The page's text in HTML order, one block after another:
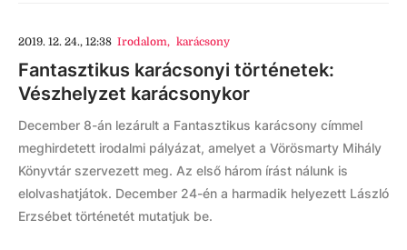
2019. 12. 24., 12:38 Irodalom, karácsony
Fantasztikus karácsonyi történetek:
Vészhelyzet karácsonykor
December 8-án lezárult a Fantasztikus karácsony címmel
meghirdetett irodalmi pályázat, amelyet a Vörösmarty Mihály
Könyvtár szervezett meg. Az első három írást nálunk is
elolvashatjátok. December 24-én a harmadik helyezett László
Erzsébet történetét mutatjuk be.